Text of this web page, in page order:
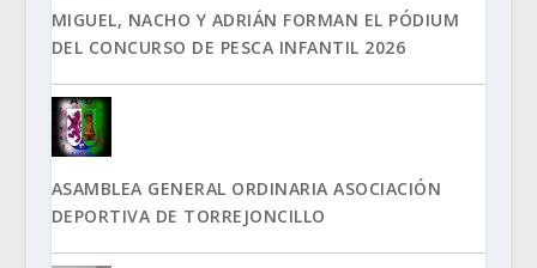
MIGUEL, NACHO Y ADRIÁN FORMAN EL PÓDIUM
DEL CONCURSO DE PESCA INFANTIL 2026
ASAMBLEA GENERAL ORDINARIA ASOCIACIÓN
DEPORTIVA DE TORREJONCILLO